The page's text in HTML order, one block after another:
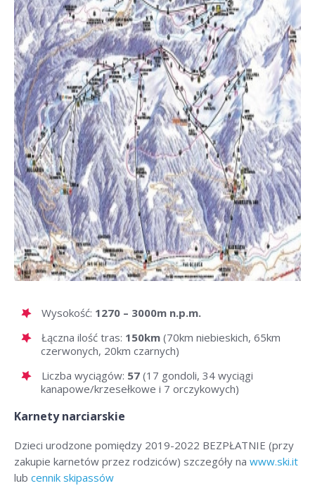
Wysokość: 1270 – 3000m n.p.m.
Łączna ilość tras: 150km (70km niebieskich, 65km
czerwonych, 20km czarnych)
Liczba wyciągów: 57 (17 gondoli, 34 wyciągi
kanapowe/krzesełkowe i 7 orczykowych)
Karnety narciarskie
Dzieci urodzone pomiędzy 2019-2022 BEZPŁATNIE (przy
zakupie karnetów przez rodziców) szczegóły na www.ski.it
lub cennik skipassów